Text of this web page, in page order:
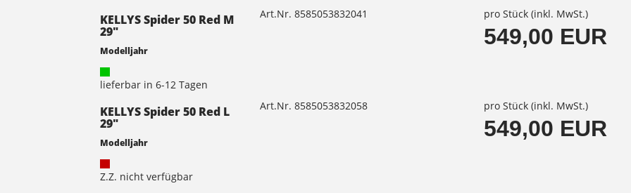
KELLYS Spider 50 Red M
29"
Modelljahr
lieferbar in 6-12 Tagen
Art.Nr. 8585053832041 pro Stück (inkl. MwSt.)
549,00 EUR
KELLYS Spider 50 Red L
29"
Modelljahr
Z.Z. nicht verfügbar
Art.Nr. 8585053832058 pro Stück (inkl. MwSt.)
549,00 EUR